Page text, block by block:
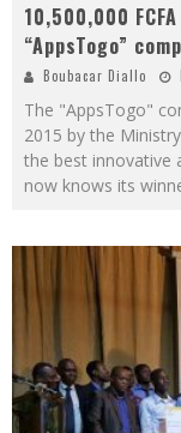
10,500,000
“AppsTogo”
Boubacar Diallo
The "AppsTogo"
2015 by the
the best innovative
now knows its